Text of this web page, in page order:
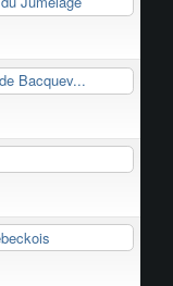
Bacquev...